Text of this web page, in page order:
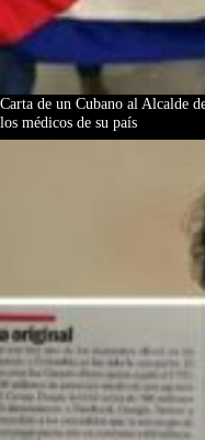
Carta de un Cubano al Alcalde
los médicos de su país